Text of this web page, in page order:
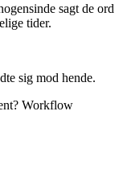
sagt de ord
tider.
sig mod hende.
Workflow